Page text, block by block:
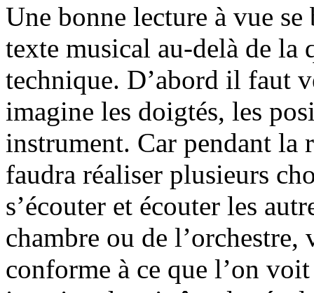
Une bonne lecture à vue
texte musical au-delà de la
technique. D’abord il faut
imagine les doigtés, les
instrument. Car pendant
faudra réaliser plusieurs
s’écouter et écouter les
chambre ou de
conforme à ce que l’on